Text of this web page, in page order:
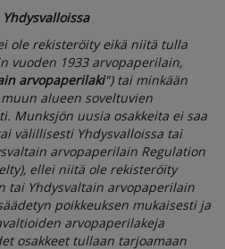
ole rekisteröity eikä niitä tulla
vuoden 1933 arvopaperilain,
arvopaperilaki") tai minkään
alueen soveltuvien
Munksjön uusia osakkeita ei saa
välillisesti Yhdysvalloissa tai
arvopaperilain Regulation
ellei niitä ole rekisteröity
tai Yhdysvaltain arvopaperilain
poikkeuksen mukaisesti ja
arvopaperilakeja
osakkeet tullaan tarjoamaan